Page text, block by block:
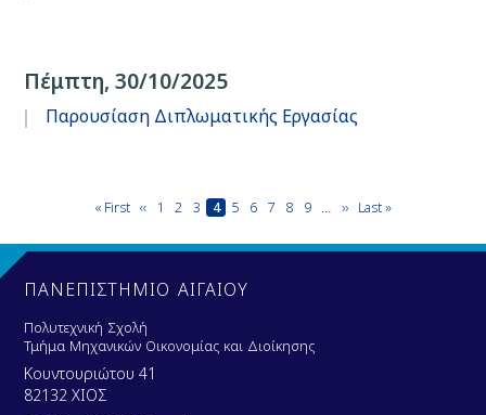
Πέμπτη, 30/10/2025
Παρουσίαση Διπλωματικής Εργασίας
Σελιδοποίηση
First
« First Προηγούμενη
‹‹ Page
1 Page
2 Page
3
Τρέχουσα
4 Page
5 Page
6 Page
7 Page
8 Page
9 … Next
›› Last
Last »
ΠΑΝΕΠΙΣΤΗΜΙΟ ΑΙΓΑΙΟΥ
Πολυτεχνική Σχολή
Τμήμα Μηχανικών Οικονομίας και Διοίκησης
Κουντουριώτου 41
82132 ΧΙΟΣ